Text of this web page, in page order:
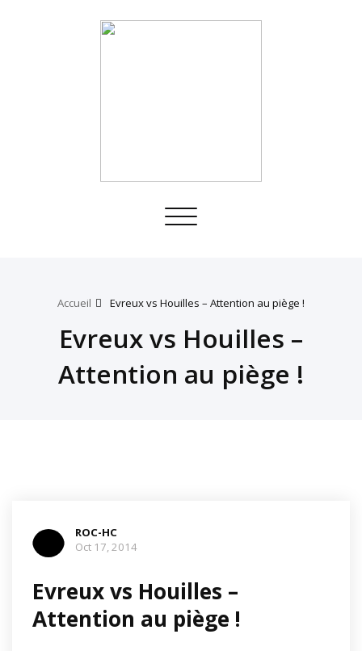
Toggle
Accueil Evreux vs Houilles – Attention au piège !
Evreux vs Houilles –
Attention au piège !
ROC-HC
Oct 17, 2014
Evreux vs Houilles –
Attention au piège !